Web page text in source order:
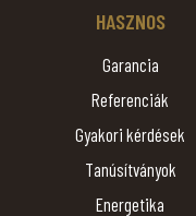
HASZNOS
Garancia
Referenciák
Gyakori kérdések
Tanúsítványok
Energetika